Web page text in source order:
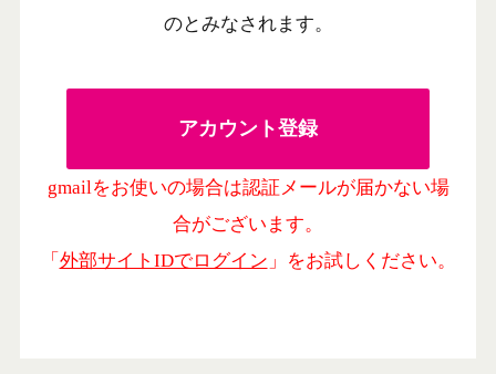
のとみなされます。
gmailをお使いの場合は認証メールが届かない場
合がございます。
「 外部サイトIDでログイン 」をお試しください。